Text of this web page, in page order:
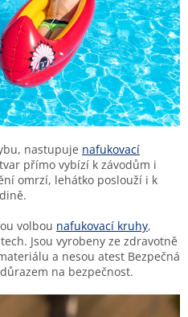
nastupuje nafukovací
přímo vybízí k závodům i
omrzí, lehátko poslouží i k
volbou nafukovací kruhy,
Jsou vyrobeny ze zdravotně
a nesou atest Bezpečná
na bezpečnost.